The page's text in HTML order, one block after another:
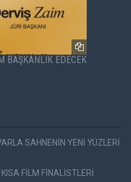
BAŞKANLIK EDECEK
SAHNENİN YENİ YÜZLERİ
FİLM FİNALİSTLERİ